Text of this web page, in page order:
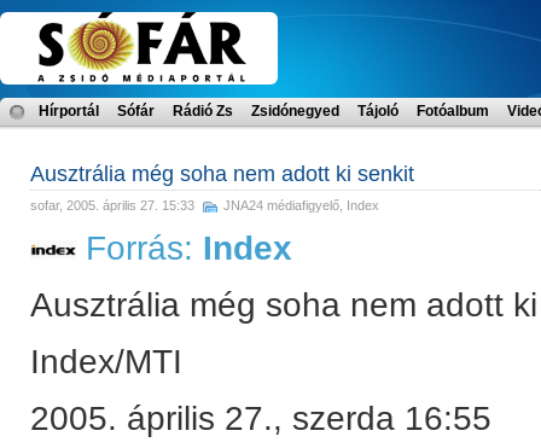
Hírportál Sófár Rádió Zs Zsidónegyed Tájoló Fotóalbum
Ausztrália még soha nem adott ki senkit
sofar, 2005. április 27. 15:33 JNA24 médiafigyelő Index
Forrás: Index
Ausztrália még soha nem adott
Index/MTI
2005. április 27., szerda 16:55